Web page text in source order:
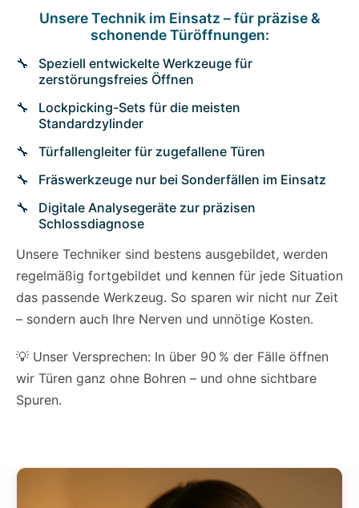
Unsere Technik im Einsatz – für präzise &
schonende Türöffnungen:
Speziell entwickelte Werkzeuge für
zerstörungsfreies Öffnen
Lockpicking-Sets für die meisten
Standardzylinder
Türfallengleiter für zugefallene Türen
Fräswerkzeuge nur bei Sonderfällen im Einsatz
Digitale Analysegeräte zur präzisen
Schlossdiagnose
Unsere Techniker sind bestens ausgebildet, werden
regelmäßig fortgebildet und kennen für jede Situation
das passende Werkzeug. So sparen wir nicht nur Zeit
– sondern auch Ihre Nerven und unnötige Kosten.
💡 Unser Versprechen: In über 90 % der Fälle öffnen
wir Türen ganz ohne Bohren – und ohne sichtbare
Spuren.